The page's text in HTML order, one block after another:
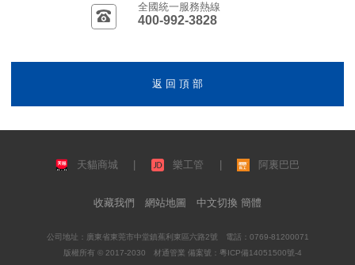
全國統一服務熱線
400-992-3828
返 回 頂 部
天貓商城 | 樂工管 | 阿裏巴巴
收藏我們 網站地圖 中文切換 簡體
公司地址：廣東省東莞市中堂鎮蕉利東區六路2號 電話：0769-81200071
版權所有 © 2017-2030 材通管業 備案號： 粵ICP備14051500號-4